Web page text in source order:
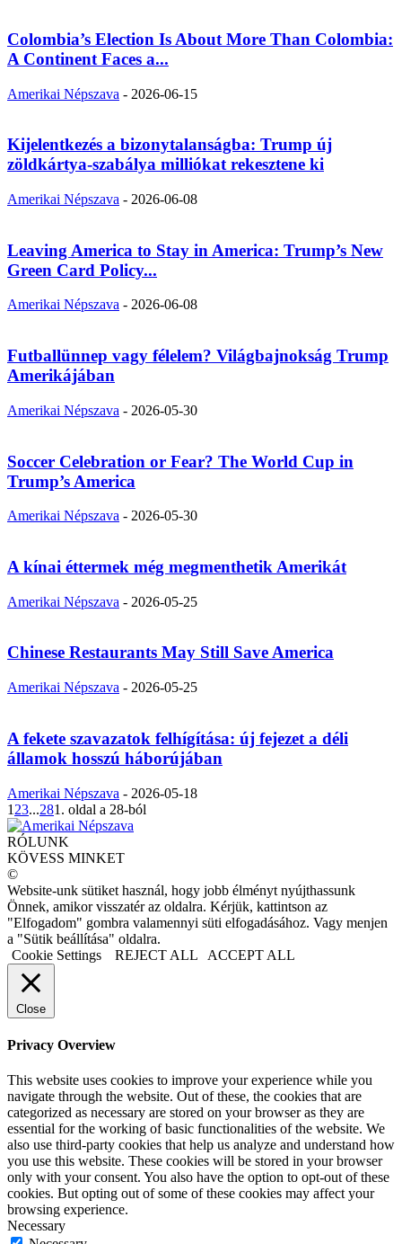
Colombia’s Election Is About More Than Colombia:
A Continent Faces a...
Amerikai Népszava - 2026-06-15
Kijelentkezés a bizonytalanságba: Trump új
zöldkártya-szabálya milliókat rekesztene ki
Amerikai Népszava - 2026-06-08
Leaving America to Stay in America: Trump’s New
Green Card Policy...
Amerikai Népszava - 2026-06-08
Futballünnep vagy félelem? Világbajnokság Trump
Amerikájában
Amerikai Népszava - 2026-05-30
Soccer Celebration or Fear? The World Cup in
Trump’s America
Amerikai Népszava - 2026-05-30
A kínai éttermek még megmenthetik Amerikát
Amerikai Népszava - 2026-05-25
Chinese Restaurants May Still Save America
Amerikai Népszava - 2026-05-25
A fekete szavazatok felhígítása: új fejezet a déli
államok hosszú háborújában
Amerikai Népszava - 2026-05-18
1 23...281. oldal a 28-ból
RÓLUNK
KÖVESS MINKET
©
Website-unk sütiket használ, hogy jobb élményt nyújthassunk
Önnek, amikor visszatér az oldalra. Kérjük, kattintson az
"Elfogadom" gombra valamennyi süti elfogadásához. Vagy menjen
a "Sütik beállítása" oldalra.
Cookie Settings
REJECT ALL ACCEPT ALL
Close
Privacy Overview
This website uses cookies to improve your experience while you
navigate through the website. Out of these, the cookies that are
categorized as necessary are stored on your browser as they are
essential for the working of basic functionalities of the website. We
also use third-party cookies that help us analyze and understand how
you use this website. These cookies will be stored in your browser
only with your consent. You also have the option to opt-out of these
cookies. But opting out of some of these cookies may affect your
browsing experience.
Necessary